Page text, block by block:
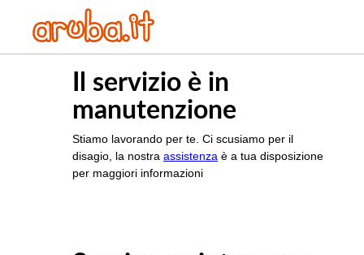
Il servizio è in
manutenzione
Stiamo lavorando per te. Ci scusiamo per il
disagio, la nostra assistenza è a tua disposizione
per maggiori informazioni